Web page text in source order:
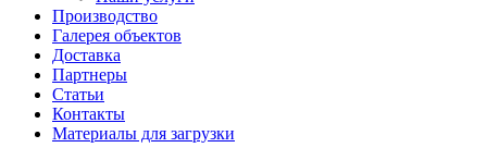
Производство
Галерея объектов
Доставка
Партнеры
Статьи
Контакты
Материалы для загрузки